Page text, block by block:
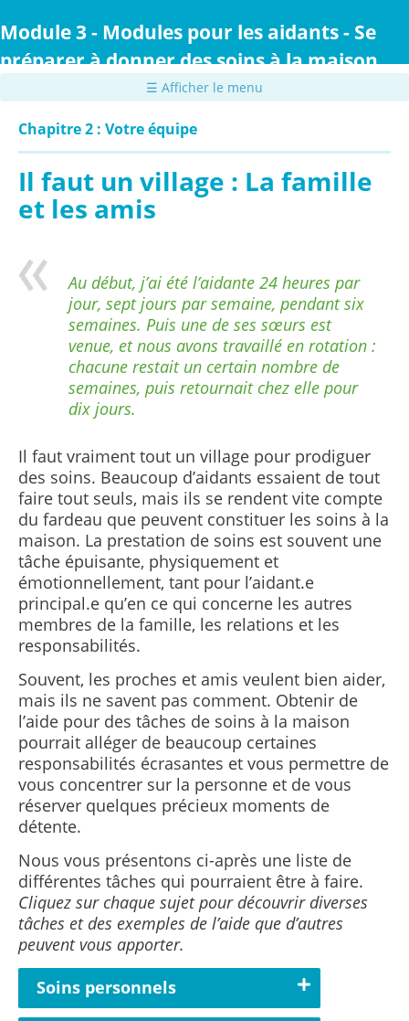
au
principal
Module 3 - Modules pour les aidants - Se
préparer à donner des soins à la maison
☰ Afficher le menu
Chapitre 2 : Votre équipe
Il faut un village : La famille
et les amis
Au début, j’ai été l’aidante 24 heures par
jour, sept jours par semaine, pendant six
semaines. Puis une de ses sœurs est
venue, et nous avons travaillé en rotation :
chacune restait un certain nombre de
semaines, puis retournait chez elle pour
dix jours.
Il faut vraiment tout un village pour prodiguer
des soins. Beaucoup d’aidants essaient de tout
faire tout seuls, mais ils se rendent vite compte
du fardeau que peuvent constituer les soins à la
maison. La prestation de soins est souvent une
tâche épuisante, physiquement et
émotionnellement, tant pour l’aidant.e
principal.e qu’en ce qui concerne les autres
membres de la famille, les relations et les
responsabilités.
Souvent, les proches et amis veulent bien aider,
mais ils ne savent pas comment. Obtenir de
l’aide pour des tâches de soins à la maison
pourrait alléger de beaucoup certaines
responsabilités écrasantes et vous permettre de
vous concentrer sur la personne et de vous
réserver quelques précieux moments de
détente.
Nous vous présentons ci-après une liste de
différentes tâches qui pourraient être à faire.
Cliquez sur chaque sujet pour découvrir diverses
tâches et des exemples de l’aide que d’autres
peuvent vous apporter.
Soins personnels